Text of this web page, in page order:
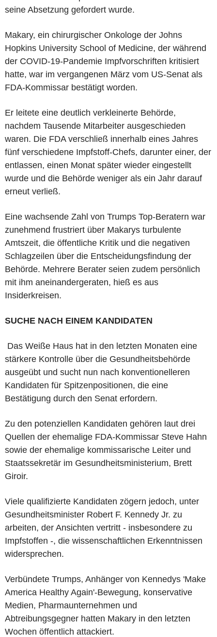
seine Absetzung gefordert wurde.
Makary, ein chirurgischer Onkologe der Johns
Hopkins University School of Medicine, der während
der COVID-19-Pandemie Impfvorschriften kritisiert
hatte, war im vergangenen März vom US-Senat als
FDA-Kommissar bestätigt worden.
Er leitete eine deutlich verkleinerte Behörde,
nachdem Tausende Mitarbeiter ausgeschieden
waren. Die FDA verschließ innerhalb eines Jahres
fünf verschiedene Impfstoff-Chefs, darunter einer, der
entlassen, einen Monat später wieder eingestellt
wurde und die Behörde weniger als ein Jahr darauf
erneut verließ.
Eine wachsende Zahl von Trumps Top-Beratern war
zunehmend frustriert über Makarys turbulente
Amtszeit, die öffentliche Kritik und die negativen
Schlagzeilen über die Entscheidungsfindung der
Behörde. Mehrere Berater seien zudem persönlich
mit ihm aneinandergeraten, hieß es aus
Insiderkreisen.
SUCHE NACH EINEM KANDIDATEN
Das Weiße Haus hat in den letzten Monaten eine
stärkere Kontrolle über die Gesundheitsbehörde
ausgeübt und sucht nun nach konventionelleren
Kandidaten für Spitzenpositionen, die eine
Bestätigung durch den Senat erfordern.
Zu den potenziellen Kandidaten gehören laut drei
Quellen der ehemalige FDA-Kommissar Steve Hahn
sowie der ehemalige kommissarische Leiter und
Staatssekretär im Gesundheitsministerium, Brett
Giroir.
Viele qualifizierte Kandidaten zögern jedoch, unter
Gesundheitsminister Robert F. Kennedy Jr. zu
arbeiten, der Ansichten vertritt - insbesondere zu
Impfstoffen -, die wissenschaftlichen Erkenntnissen
widersprechen.
Verbündete Trumps, Anhänger von Kennedys 'Make
America Healthy Again'-Bewegung, konservative
Medien, Pharmaunternehmen und
Abtreibungsgegner hatten Makary in den letzten
Wochen öffentlich attackiert.